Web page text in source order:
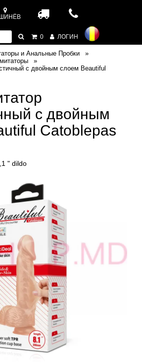
0 ЛОГИН
и Анальные Пробки
с двойным слоем Beautiful
с двойным
Catoblepas
" dildo